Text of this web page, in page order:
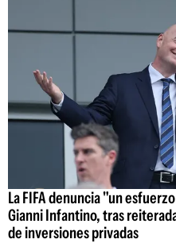
La FIFA denuncia "un
Gianni Infantino, tras
de inversiones privadas